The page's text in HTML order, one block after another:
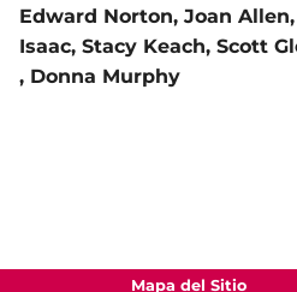
Edward Norton, Joan
Isaac, Stacy Keach, Scott
, Donna Murphy
Mapa del Sitio